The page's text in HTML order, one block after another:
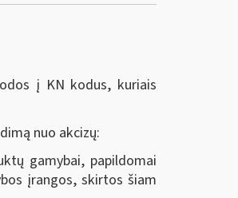
į KN kodus, kuriais
nuo akcizų:
gamybai, papildomai
įrangos, skirtos šiam